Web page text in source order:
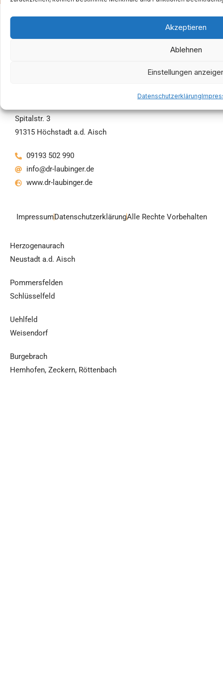
Akzeptieren
Ablehnen
Einstellungen
Datenschutzerklärung
Spitalstr. 3
91315 Höchstadt a.d. Aisch
09193 502 990
info@dr-laubinger.de
www.dr-laubinger.de
ImpressumDatenschutzerklärungAlle Rechte Vorbehalten
Herzogenaurach
Neustadt a.d. Aisch
Pommersfelden
Schlüsselfeld
Uehlfeld
Weisendorf
Burgebrach
Hemhofen, Zeckern, Röttenbach